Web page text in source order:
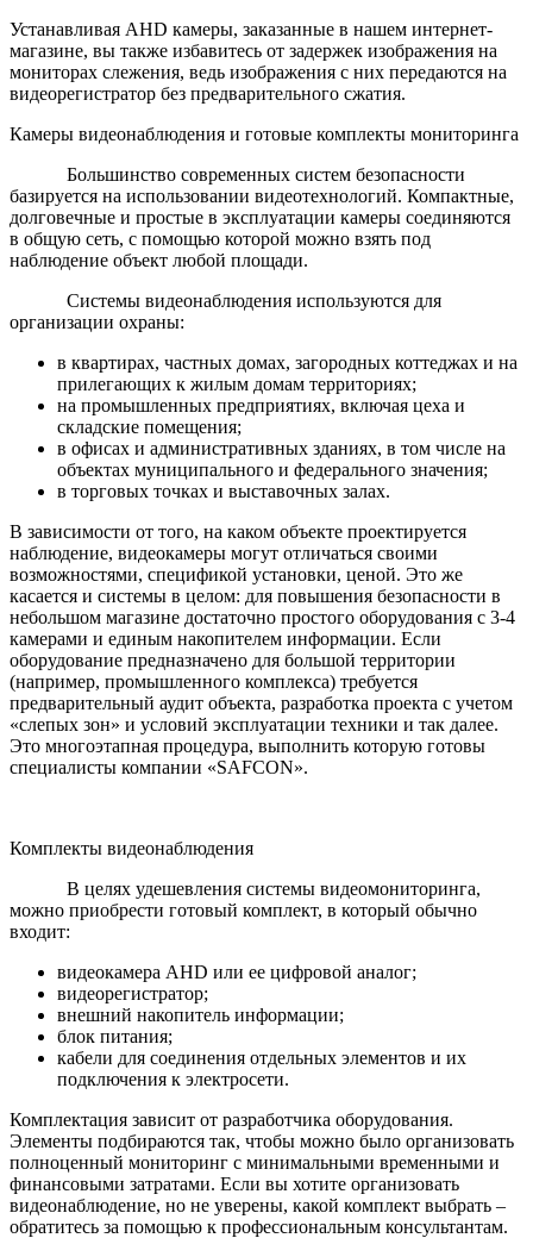
Устанавливая AHD камеры, заказанные в нашем интернет-
магазине, вы также избавитесь от задержек изображения на
мониторах слежения, ведь изображения с них передаются на
видеорегистратор без предварительного сжатия.
Камеры видеонаблюдения и готовые комплекты мониторинга
Большинство современных систем безопасности
базируется на использовании видеотехнологий. Компактные,
долговечные и простые в эксплуатации камеры соединяются
в общую сеть, с помощью которой можно взять под
наблюдение объект любой площади.
Системы видеонаблюдения используются для
организации охраны:
в квартирах, частных домах, загородных коттеджах и на
прилегающих к жилым домам территориях;
на промышленных предприятиях, включая цеха и
складские помещения;
в офисах и административных зданиях, в том числе на
объектах муниципального и федерального значения;
в торговых точках и выставочных залах.
В зависимости от того, на каком объекте проектируется
наблюдение, видеокамеры могут отличаться своими
возможностями, спецификой установки, ценой. Это же
касается и системы в целом: для повышения безопасности в
небольшом магазине достаточно простого оборудования с 3-4
камерами и единым накопителем информации. Если
оборудование предназначено для большой территории
(например, промышленного комплекса) требуется
предварительный аудит объекта, разработка проекта с учетом
«слепых зон» и условий эксплуатации техники и так далее.
Это многоэтапная процедура, выполнить которую готовы
специалисты компании «SAFCON».
Комплекты видеонаблюдения
В целях удешевления системы видеомониторинга,
можно приобрести готовый комплект, в который обычно
входит:
видеокамера AHD или ее цифровой аналог;
видеорегистратор;
внешний накопитель информации;
блок питания;
кабели для соединения отдельных элементов и их
подключения к электросети.
Комплектация зависит от разработчика оборудования.
Элементы подбираются так, чтобы можно было организовать
полноценный мониторинг с минимальными временными и
финансовыми затратами. Если вы хотите организовать
видеонаблюдение, но не уверены, какой комплект выбрать –
обратитесь за помощью к профессиональным консультантам.